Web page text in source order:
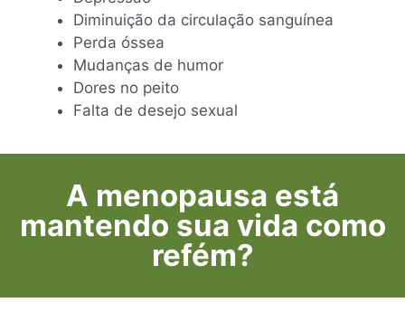
Diminuição da circulação sanguínea
Perda óssea
Mudanças de humor
Dores no peito
Falta de desejo sexual
A menopausa está
mantendo sua vida como
refém?